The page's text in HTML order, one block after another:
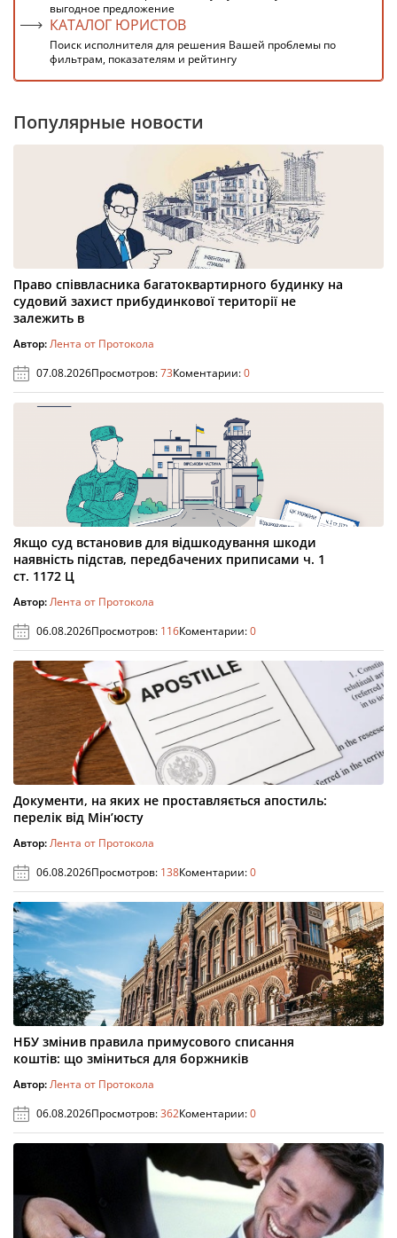
выгодное предложение
КАТАЛОГ ЮРИСТОВ
Поиск исполнителя для решения Вашей проблемы по
фильтрам, показателям и рейтингу
Популярные новости
Право співвласника багатоквартирного будинку на
судовий захист прибудинкової території не
залежить в
Автор:Лента от Протокола
07.08.2026Просмотров:73Коментарии:0
Якщо суд встановив для відшкодування шкоди
наявність підстав, передбачених приписами ч. 1
ст. 1172 Ц
Автор:Лента от Протокола
06.08.2026Просмотров: 116Коментарии:0
Документи, на яких не проставляється апостиль:
перелік від Мін’юсту
Автор:Лента от Протокола
06.08.2026Просмотров: 138Коментарии:0
НБУ змінив правила примусового списання
коштів: що зміниться для боржників
Автор:Лента от Протокола
06.08.2026Просмотров:362Коментарии:0